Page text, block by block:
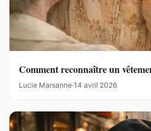
Comment reconnaître un
Lucie Marsanne·14 avril 2026